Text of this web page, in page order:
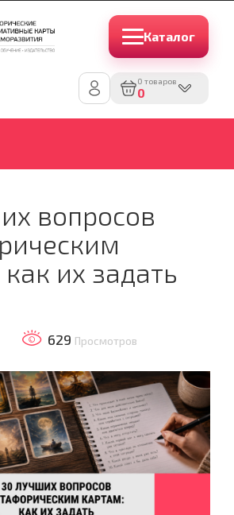
Каталог
0 товаров
0
вопросов
их задать
629 Просмотров